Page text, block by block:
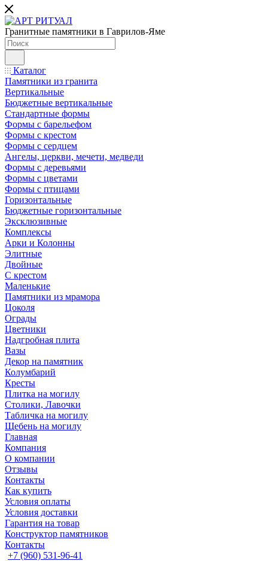
Гранитные памятники в Гаврилов-Яме
Каталог
Памятники из гранита
Вертикальные
Бюджетные вертикальные
Стандартные формы
Формы с барельефом
Формы с крестом
Формы с сердцем
Ангелы, церкви, мечети, медведи
Формы с деревьями
Формы с цветами
Формы с птицами
Горизонтальные
Бюджетные горизонтальные
Эксклюзивные
Комплексы
Арки и Колонны
Элитные
Двойные
С крестом
Маленькие
Памятники из мрамора
Цоколя
Ограды
Цветники
Надгробная плита
Вазы
Декор на памятник
Колумбарий
Кресты
Плитка на могилу
Столики, Лавочки
Табличка на могилу
Щебень на могилу
Главная
Компания
О компании
Отзывы
Контакты
Как купить
Условия оплаты
Условия доставки
Гарантия на товар
Конструктор памятников
Контакты
+7 (960) 531-96-41